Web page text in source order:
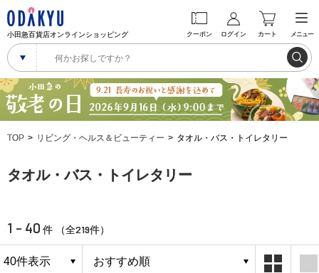
小田急百貨店オンラインショッピング クーポン ログイン カート メニュー
TOP リビング・ヘルス＆ビューティー タオル・バス・トイレタリー
タオル・バス・トイレタリー
1 - 40 件 （全219件）